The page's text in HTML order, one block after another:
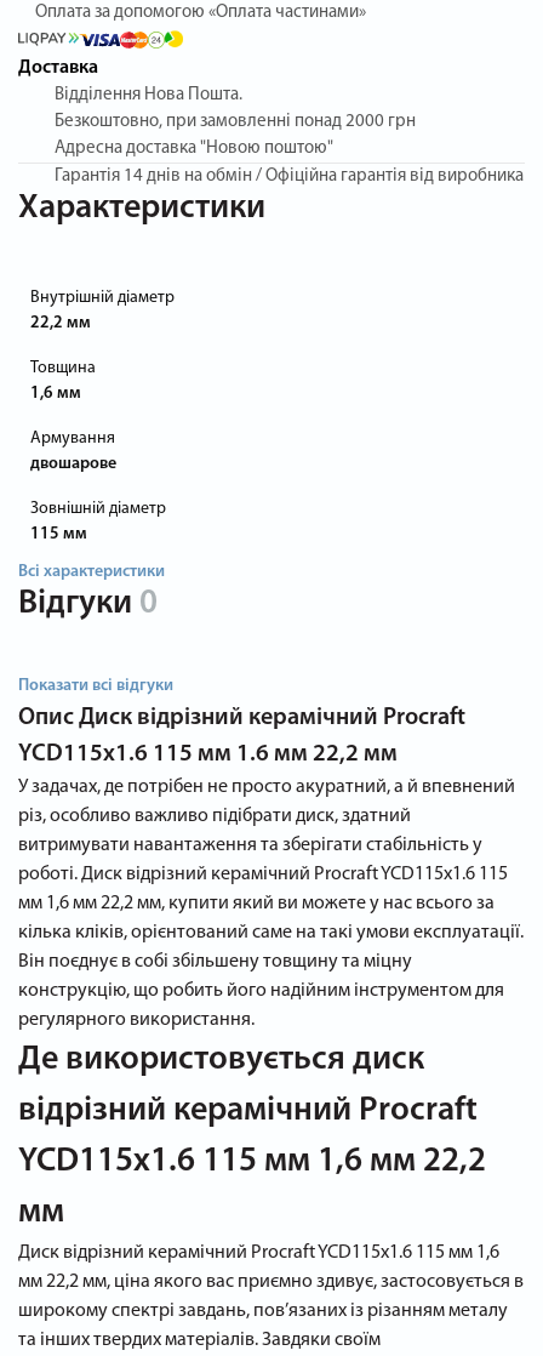
Оплата за допомогою «Оплата частинами»
Доставка
Відділення Нова Пошта.
Безкоштовно, при замовленні понад 2000 грн
Адресна доставка "Новою поштою"
Гарантія 14 днів на обмін / Офіційна гарантія від виробника
Характеристики
Внутрішній діаметр
22,2 мм
Товщина
1,6 мм
Армування
двошарове
Зовнішній діаметр
115 мм
Всі характеристики
Відгуки 0
Показати всі відгуки
Опис Диск відрізний керамічний Procraft
YCD115x1.6 115 мм 1.6 мм 22,2 мм
У задачах, де потрібен не просто акуратний, а й впевнений
різ, особливо важливо підібрати диск, здатний
витримувати навантаження та зберігати стабільність у
роботі. Диск відрізний керамічний Procraft YCD115x1.6 115
мм 1,6 мм 22,2 мм, купити який ви можете у нас всього за
кілька кліків, орієнтований саме на такі умови експлуатації.
Він поєднує в собі збільшену товщину та міцну
конструкцію, що робить його надійним інструментом для
регулярного використання.
Де використовується диск
відрізний керамічний Procraft
YCD115x1.6 115 мм 1,6 мм 22,2
мм
Диск відрізний керамічний Procraft YCD115x1.6 115 мм 1,6
мм 22,2 мм, ціна якого вас приємно здивує, застосовується в
широкому спектрі завдань, пов’язаних із різанням металу
та інших твердих матеріалів. Завдяки своїм